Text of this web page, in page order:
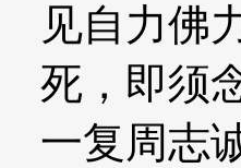
见自力佛
死，即须
一复周志